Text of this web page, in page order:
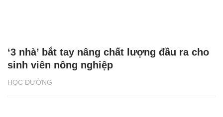
HỌC ĐƯỜNG
‘3 nhà’ bắt tay nâng chất lượng đầu ra cho
sinh viên nông nghiệp